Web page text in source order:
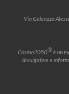
Via Galeazzo
Cosmo2050®è un
divulgative e